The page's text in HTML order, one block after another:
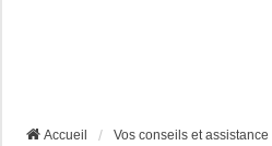
Accueil Vos conseils et assistance